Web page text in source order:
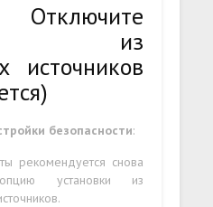
из
источников
безопасности:
рекомендуется снова
установки из